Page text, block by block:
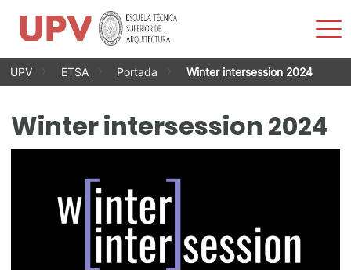
Saltar
UPV ETSA Portada Winter intersession 2024
Winter intersession 2024